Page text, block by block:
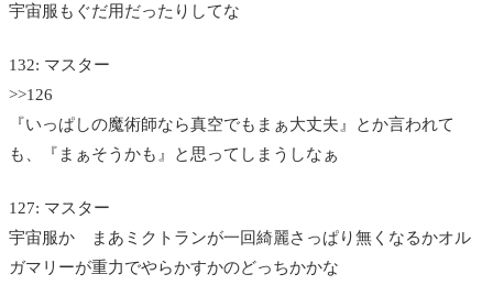
宇宙服もぐだ用だったりしてな
132: マスター
>>126
『いっぱしの魔術師なら真空でもまぁ大丈夫』とか言われて
も、『まぁそうかも』と思ってしまうしなぁ
127: マスター
宇宙服か まあミクトランが一回綺麗さっぱり無くなるかオル
ガマリーが重力でやらかすかのどっちかかな